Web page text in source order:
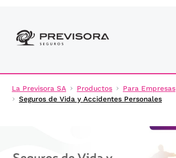
La Previsora SA Productos
Para Empresas
Seguros de Vida y Accidentes Personales